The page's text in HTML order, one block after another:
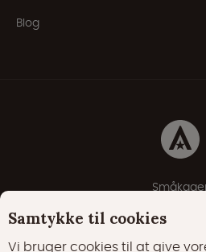
Blog
Erklæring om beskyttelse af
Samtykke til cookies
Vi bruger cookies til at give